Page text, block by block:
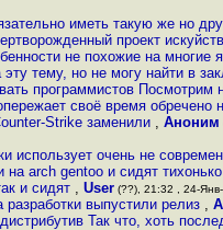
иметь такую же но
проект
не похожие на многие
тему, но не могу найти в
программистов
своё время
Strike заменили , Аноним
использует очень не
arch gentoo и сидят
и сидят , User (??), 21:32 , 24-
разработки выпустили релиз ,
Так что, хоть